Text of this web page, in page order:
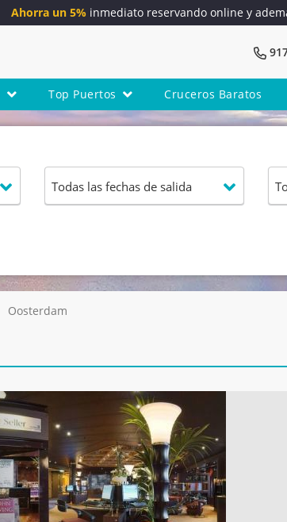
Ahorra un 5% inmediato reservando online y
Top Puertos Cruceros Baratos
Oosterdam